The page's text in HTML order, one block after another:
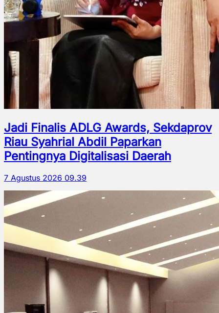
Jadi Finalis ADLG Awards, Sekdaprov
Riau Syahrial Abdil Paparkan
Pentingnya Digitalisasi Daerah
7 Agustus 2026 09.39